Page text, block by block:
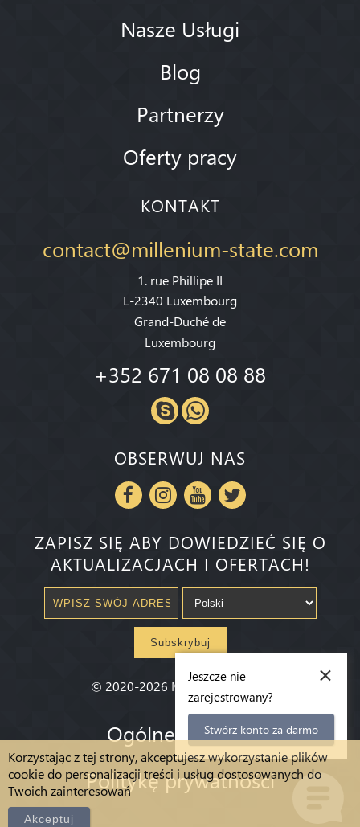
Korzystając z tej strony, akceptujesz wykorzystanie plików
cookie do personalizacji treści i usług dostosowanych do
Twoich zainteresowań
Akceptuj
Nasze Usługi
Blog
Partnerzy
Oferty pracy
KONTAKT
contact@millenium-state.com
1. rue Phillipe II
L-2340 Luxembourg
Grand-Duché de
Luxembourg
+352 671 08 08 88
OBSERWUJ NAS
ZAPISZ SIĘ ABY DOWIEDZIEĆ SIĘ O
AKTUALIZACJACH I OFERTACH!
Subskrybuj
© 2020-2026 Millenium State
Ogólne warunki
Politykę prywatności
×
Jeszcze nie
zarejestrowany?
Stwórz konto za darmo